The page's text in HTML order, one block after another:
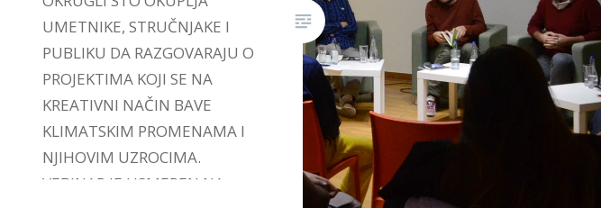
UMETNIKE, STRUČNJAKE I
PUBLIKU DA RAZGOVARAJU O
PROJEKTIMA KOJI SE NA
KREATIVNI NAČIN BAVE
KLIMATSKIM PROMENAMA I
NJIHOVIM UZROCIMA.
VEBINAR JE USMEREN NA